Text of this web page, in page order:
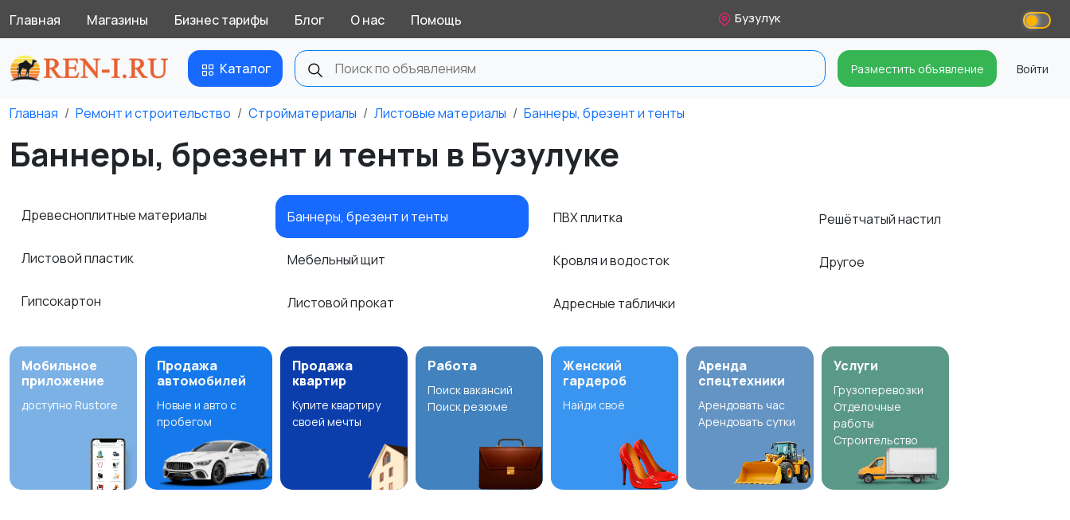
Главная Магазины Бизнес тарифы Блог О нас Помощь Бузулук
Каталог Разместить объявление Войти
Главная Ремонт и строительство Стройматериалы Листовые материалы Баннеры, брезент и тенты
Баннеры, брезент и тенты в Бузулуке
Древесноплитные материалы
Листовой пластик
Гипсокартон
Баннеры, брезент и тенты
Мебельный щит
Листовой прокат
ПВХ плитка
Кровля и водосток
Адресные таблички
Решётчатый настил
Другое
Мобильное
приложение
доступно Rustore
Продажа
автомобилей
Новые и авто с
пробегом
Продажа
квартир
Купите квартиру
своей мечты
Работа
Поиск вакансий
Поиск резюме
Женский
гардероб
Найди своё
Аренда
спецтехники
Арендовать час
Арендовать сутки
Услуги
Грузоперевозки
Отделочные
работы
Строительство